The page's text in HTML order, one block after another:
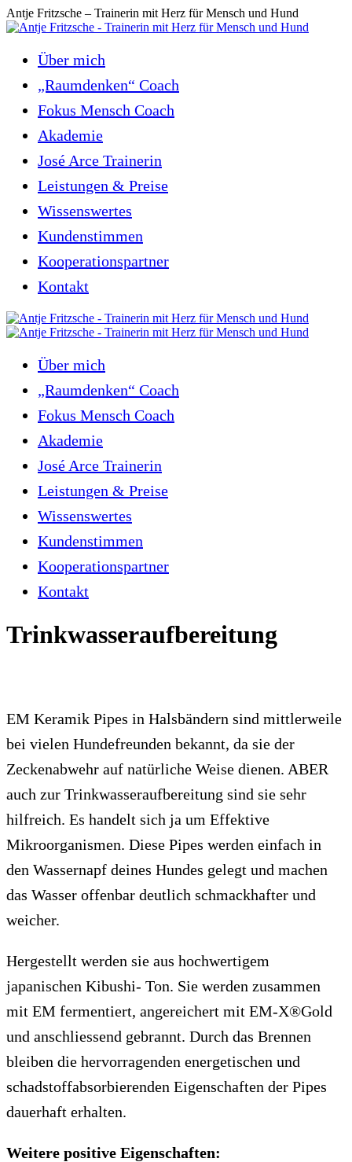
Zum
Inhalt
Antje Fritzsche – Trainerin mit Herz für Mensch und Hund
Über mich
„Raumdenken“ Coach
Fokus Mensch Coach
Akademie
José Arce Trainerin
Leistungen & Preise
Wissenswertes
Kundenstimmen
Kooperationspartner
Kontakt
Über mich
„Raumdenken“ Coach
Fokus Mensch Coach
Akademie
José Arce Trainerin
Leistungen & Preise
Wissenswertes
Kundenstimmen
Kooperationspartner
Kontakt
Trinkwasseraufbereitung
EM Keramik Pipes in Halsbändern sind mittlerweile
bei vielen Hundefreunden bekannt, da sie der
Zeckenabwehr auf natürliche Weise dienen. ABER
auch zur Trinkwasseraufbereitung sind sie sehr
hilfreich. Es handelt sich ja um Effektive
Mikroorganismen. Diese Pipes werden einfach in
den Wassernapf deines Hundes gelegt und machen
das Wasser offenbar deutlich schmackhafter und
weicher.
Hergestellt werden sie aus hochwertigem
japanischen Kibushi- Ton. Sie werden zusammen
mit EM fermentiert, angereichert mit EM-X®Gold
und anschliessend gebrannt. Durch das Brennen
bleiben die hervorragenden energetischen und
schadstoffabsorbierenden Eigenschaften der Pipes
dauerhaft erhalten.
Weitere positive Eigenschaften: